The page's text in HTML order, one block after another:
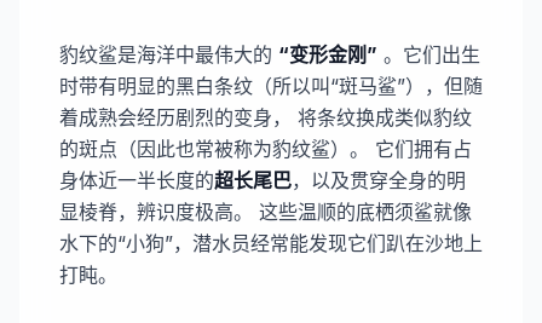
豹纹鲨是海洋中最伟大的 “变形金刚” 。它们出生
时带有明显的黑白条纹（所以叫“斑马鲨”），但随
着成熟会经历剧烈的变身， 将条纹换成类似豹纹
的斑点（因此也常被称为豹纹鲨）。 它们拥有占
身体近一半长度的​​超长尾巴，以及贯穿全身的明
显棱脊，辨识度极高。 这些温顺的底栖须鲨就像
水下的“小狗”，潜水员经常能发现它们趴在沙地上
打盹。